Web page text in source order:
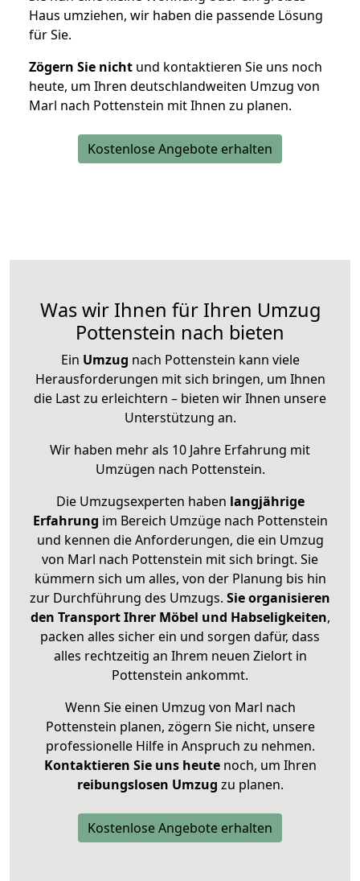
Haus umziehen, wir haben die passende Lösung
für Sie.
Zögern Sie nicht und kontaktieren Sie uns noch
heute, um Ihren deutschlandweiten Umzug von
Marl nach Pottenstein mit Ihnen zu planen.
Kostenlose Angebote erhalten
Was wir Ihnen für Ihren Umzug
Pottenstein nach bieten
Ein Umzug nach Pottenstein kann viele
Herausforderungen mit sich bringen, um Ihnen
die Last zu erleichtern – bieten wir Ihnen unsere
Unterstützung an.
Wir haben mehr als 10 Jahre Erfahrung mit
Umzügen nach Pottenstein.
Die Umzugsexperten haben langjährige
Erfahrung im Bereich Umzüge nach Pottenstein
und kennen die Anforderungen, die ein Umzug
von Marl nach Pottenstein mit sich bringt. Sie
kümmern sich um alles, von der Planung bis hin
zur Durchführung des Umzugs. Sie organisieren
den Transport Ihrer Möbel und Habseligkeiten,
packen alles sicher ein und sorgen dafür, dass
alles rechtzeitig an Ihrem neuen Zielort in
Pottenstein ankommt.
Wenn Sie einen Umzug von Marl nach
Pottenstein planen, zögern Sie nicht, unsere
professionelle Hilfe in Anspruch zu nehmen.
Kontaktieren Sie uns heutenoch, um Ihren
reibungslosen Umzug zu planen.
Kostenlose Angebote erhalten